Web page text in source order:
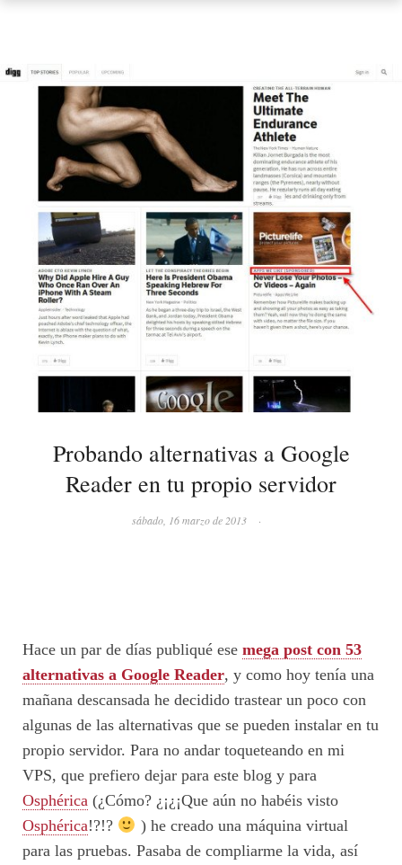
Probando alternativas a Google
Reader en tu propio servidor
sábado, 16 marzo de 2013 ·
Hace un par de días publiqué ese mega post con 53
alternativas a Google Reader, y como hoy tenía una
mañana descansada he decidido trastear un poco con
algunas de las alternativas que se pueden instalar en tu
propio servidor. Para no andar toqueteando en mi
VPS, que prefiero dejar para este blog y para
Osphérica (¿Cómo? ¿¡¿¡Que aún no habéis visto
Osphérica!?!?
) he creado una máquina virtual
para las pruebas. Pasaba de compliarme la vida, así